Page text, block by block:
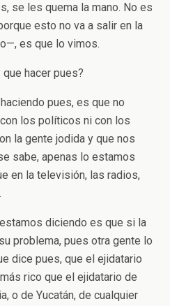
se les quema la mano. No es
esto no va a salir en la
es que lo vimos.
que hacer pues?
pues, es que no
los políticos ni con los
la gente jodida y que nos
sabe, apenas lo estamos
en la televisión, las radios,
diciendo es que si la
problema, pues otra gente lo
dice pues, que el ejidatario
rico que el ejidatario de
o de Yucatán, de cualquier